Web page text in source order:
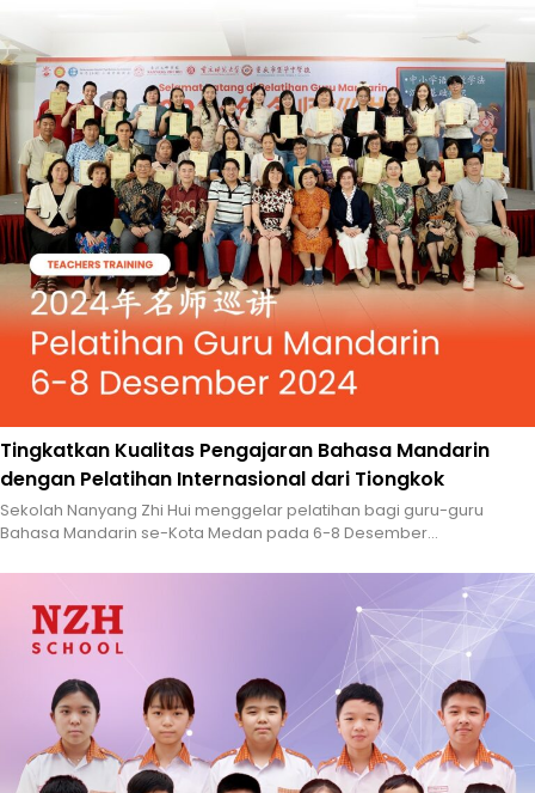
Tingkatkan Kualitas Pengajaran Bahasa Mandarin
dengan Pelatihan Internasional dari Tiongkok
Sekolah Nanyang Zhi Hui menggelar pelatihan bagi guru-guru
Bahasa Mandarin se-Kota Medan pada 6-8 Desember...